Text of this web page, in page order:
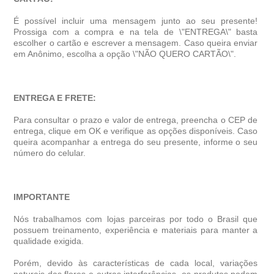
É possível incluir uma mensagem junto ao seu presente!
Prossiga com a compra e na tela de \"ENTREGA\" basta
escolher o cartão e escrever a mensagem. Caso queira enviar
em Anônimo, escolha a opção \"NÃO QUERO CARTÃO\".
ENTREGA E FRETE:
Para consultar o prazo e valor de entrega, preencha o CEP de
entrega, clique em OK e verifique as opções disponíveis. Caso
queira acompanhar a entrega do seu presente, informe o seu
número do celular.
IMPORTANTE
Nós trabalhamos com lojas parceiras por todo o Brasil que
possuem treinamento, experiência e materiais para manter a
qualidade exigida.
Porém, devido às características de cada local, variações